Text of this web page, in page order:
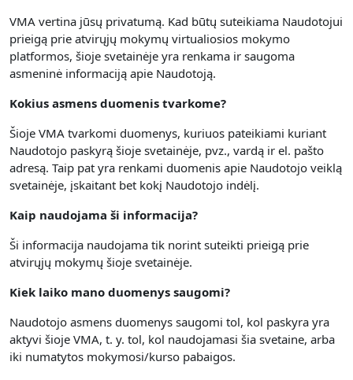
VMA vertina jūsų privatumą. Kad būtų suteikiama Naudotojui
prieigą prie atvirųjų mokymų virtualiosios mokymo
platformos, šioje svetainėje yra renkama ir saugoma
asmeninė informaciją apie Naudotoją.
Kokius asmens duomenis tvarkome?
Šioje VMA tvarkomi duomenys, kuriuos pateikiami kuriant
Naudotojo paskyrą šioje svetainėje, pvz., vardą ir el. pašto
adresą. Taip pat yra renkami duomenis apie Naudotojo veiklą
svetainėje, įskaitant bet kokį Naudotojo indėlį.
Kaip naudojama ši informacija?
Ši informacija naudojama tik norint suteikti prieigą prie
atvirųjų mokymų šioje svetainėje.
Kiek laiko mano duomenys saugomi?
Naudotojo asmens duomenys saugomi tol, kol paskyra yra
aktyvi šioje VMA, t. y. tol, kol naudojamasi šia svetaine, arba
iki numatytos mokymosi/kurso pabaigos.